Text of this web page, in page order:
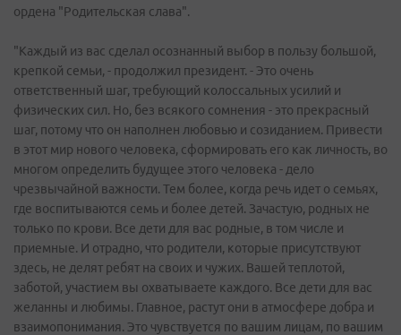
ордена "Родительская слава".
"Каждый из вас сделал осознанный выбор в пользу большой,
крепкой семьи, - продолжил президент. - Это очень
ответственный шаг, требующий колоссальных усилий и
физических сил. Но, без всякого сомнения - это прекрасный
шаг, потому что он наполнен любовью и созиданием. Привести
в этот мир нового человека, сформировать его как личность, во
многом определить будущее этого человека - дело
чрезвычайной важности. Тем более, когда речь идет о семьях,
где воспитываются семь и более детей. Зачастую, родных не
только по крови. Все дети для вас родные, в том числе и
приемные. И отрадно, что родители, которые присутствуют
здесь, не делят ребят на своих и чужих. Вашей теплотой,
заботой, участием вы охватываете каждого. Все дети для вас
желанны и любимы. Главное, растут они в атмосфере добра и
взаимопонимания. Это чувствуется по вашим лицам, по вашим